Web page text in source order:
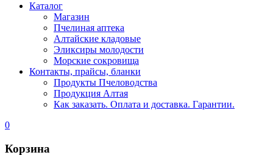
Каталог
Магазин
Пчелиная аптека
Алтайские кладовые
Эликсиры молодости
Морские сокровища
Контакты, прайсы, бланки
Продукты Пчеловодства
Продукция Алтая
Как заказать. Оплата и доставка. Гарантии.
0
Корзина